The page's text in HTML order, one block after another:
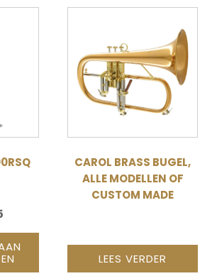
PRIJS
IS:
€ 1.265,65.
CAROL BRASS BUGEL,
ALLE MODELLEN OF
CUSTOM MADE
LEES VERDER